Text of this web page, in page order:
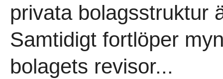
privata bolagsstruktur
Samtidigt fortlöper
bolagets revisor...